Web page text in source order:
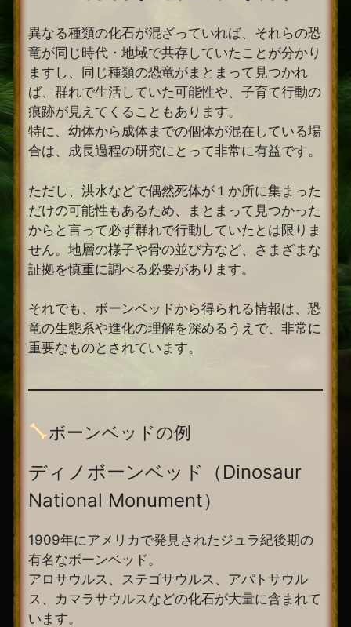
異なる種類の化石が混ざっていれば、それらの恐
竜が同じ時代・地域で共存していたことが分かり
ますし、同じ種類の恐竜がまとまって見つかれ
ば、群れで生活していた可能性や、子育て行動の
痕跡が見えてくることもあります。
特に、幼体から成体までの個体が混在している場
合は、成長過程の研究にとって非常に有益です。
ただし、洪水などで偶然死体が１か所に集まった
だけの可能性もあるため、まとまって見つかった
からと言って必ず群れで行動していたとは限りま
せん。地層の様子や骨の並び方など、さまざまな
証拠を慎重に調べる必要があります。
それでも、ボーンベッドから得られる情報は、恐
竜の生態系や進化の理解を深めるうえで、非常に
重要なものとされています。
ボーンベッドの例
ディノボーンベッド（Dinosaur
National Monument）
1909年にアメリカで発見されたジュラ紀後期の
有名なボーンベッド。
アロサウルス、ステゴサウルス、アパトサウル
ス、カマラサウルスなどの化石が大量に含まれて
います。